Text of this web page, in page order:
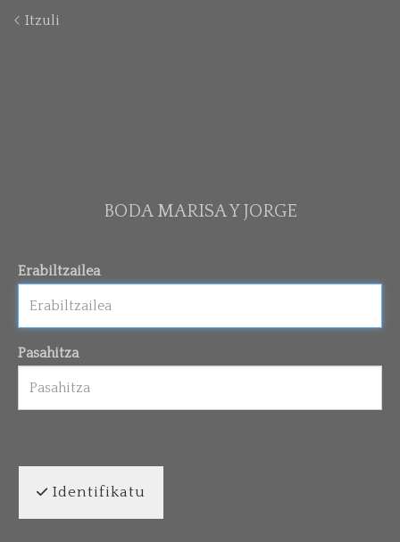
Itzuli
BODA MARISA Y JORGE
Erabiltzailea
Pasahitza
Identifikatu